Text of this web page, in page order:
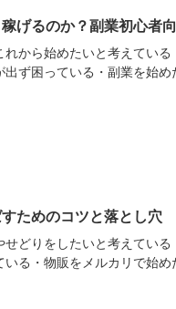
げるのか？副業初心者
から始めたいと考えている
ず困っている・副業を始め
ためのコツと落とし穴
どりをしたいと考えている
る・物販をメルカリで始め